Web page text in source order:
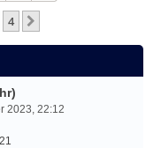
4
2023, 22:12